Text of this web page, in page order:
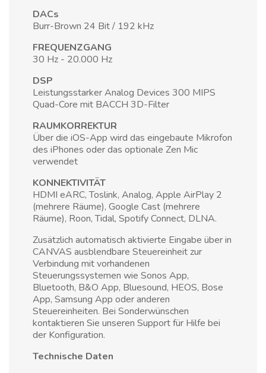
DACs
Burr-Brown 24 Bit / 192 kHz
FREQUENZGANG
30 Hz - 20.000 Hz
DSP
Leistungsstarker Analog Devices 300 MIPS
Quad-Core mit BACCH 3D-Filter
RAUMKORREKTUR
Über die iOS-App wird das eingebaute Mikrofon
des iPhones oder das optionale Zen Mic
verwendet
KONNEKTIVITÄT
HDMI eARC, Toslink, Analog, Apple AirPlay 2
(mehrere Räume), Google Cast (mehrere
Räume), Roon, Tidal, Spotify Connect, DLNA.
Zusätzlich automatisch aktivierte Eingabe über in
CANVAS ausblendbare Steuereinheit zur
Verbindung mit vorhandenen
Steuerungssystemen wie Sonos App,
Bluetooth, B&O App, Bluesound, HEOS, Bose
App, Samsung App oder anderen
Steuereinheiten. Bei Sonderwünschen
kontaktieren Sie unseren Support für Hilfe bei
der Konfiguration.
Technische Daten